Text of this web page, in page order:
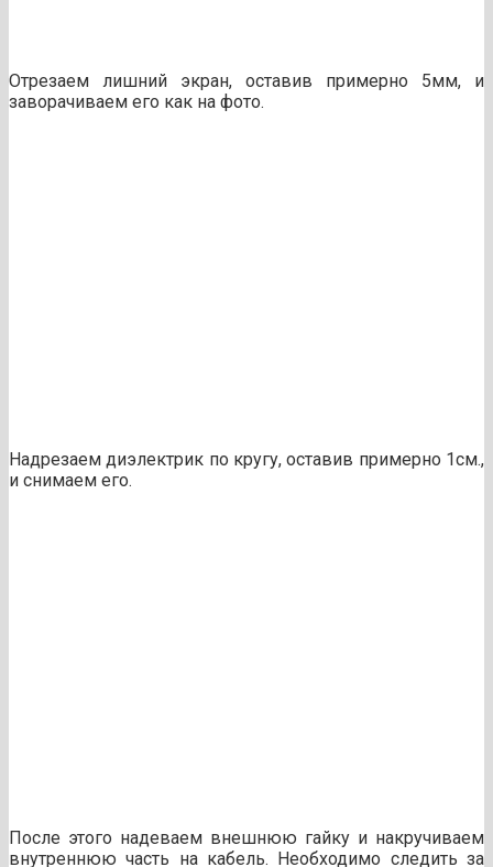
Отрезаем лишний экран, оставив примерно 5мм, и
заворачиваем его как на фото.
Надрезаем диэлектрик по кругу, оставив примерно 1см.,
и снимаем его.
После этого надеваем внешнюю гайку и накручиваем
внутреннюю часть на кабель. Необходимо следить за